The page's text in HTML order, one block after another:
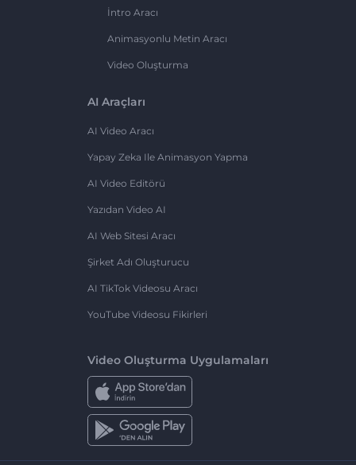
İntro Aracı
Animasyonlu Metin Aracı
Video Oluşturma
AI Araçları
AI Video Aracı
Yapay Zeka Ile Animasyon Yapma
AI Video Editörü
Yazıdan Video AI
AI Web Sitesi Aracı
Şirket Adı Oluşturucu
AI TikTok Videosu Aracı
YouTube Videosu Fikirleri
Video Oluşturma Uygulamaları